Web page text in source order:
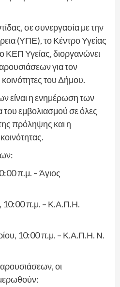
σε συνεργασία με την
(ΥΠΕ), το Κέντρο Υγείας
ΚΕΠ Υγείας, διοργανώνει
για τον
του Δήμου.
είναι η ενημέρωση των
του εμβολιασμού σε όλες
πρόληψης και η
π.μ. – Άγιος
10:00 π.μ. – Κ.Α.Π.Η.
10:00 π.μ. – Κ.Α.Π.Η. Ν.
οι